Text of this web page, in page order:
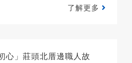
了解更多
心」莊頭北厝邊職人故